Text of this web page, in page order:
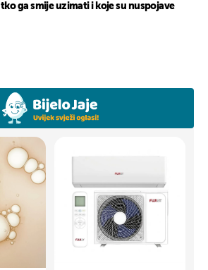
tko ga smije uzimati i koje su nuspojave